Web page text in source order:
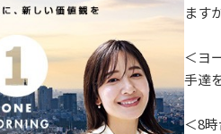
ます
＜ヨ
手達
＜8